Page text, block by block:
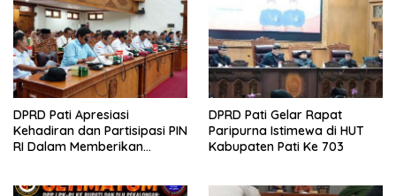
DPRD Pati Apresiasi
Kehadiran dan Partisipasi PIN
RI Dalam Memberikan
DPRD Pati Gelar Rapat
Paripurna Istimewa di HUT
Kabupaten Pati Ke 703